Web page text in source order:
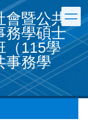
會暨公共
務學碩士
（115學
事務學